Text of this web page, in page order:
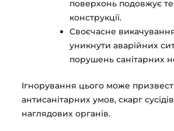
поверхонь подовжує
конструкції.
Своєчасне
уникнути аварійних
порушень санітарних
Ігнорування цього може
антисанітарних умов, скарг
наглядових органів.